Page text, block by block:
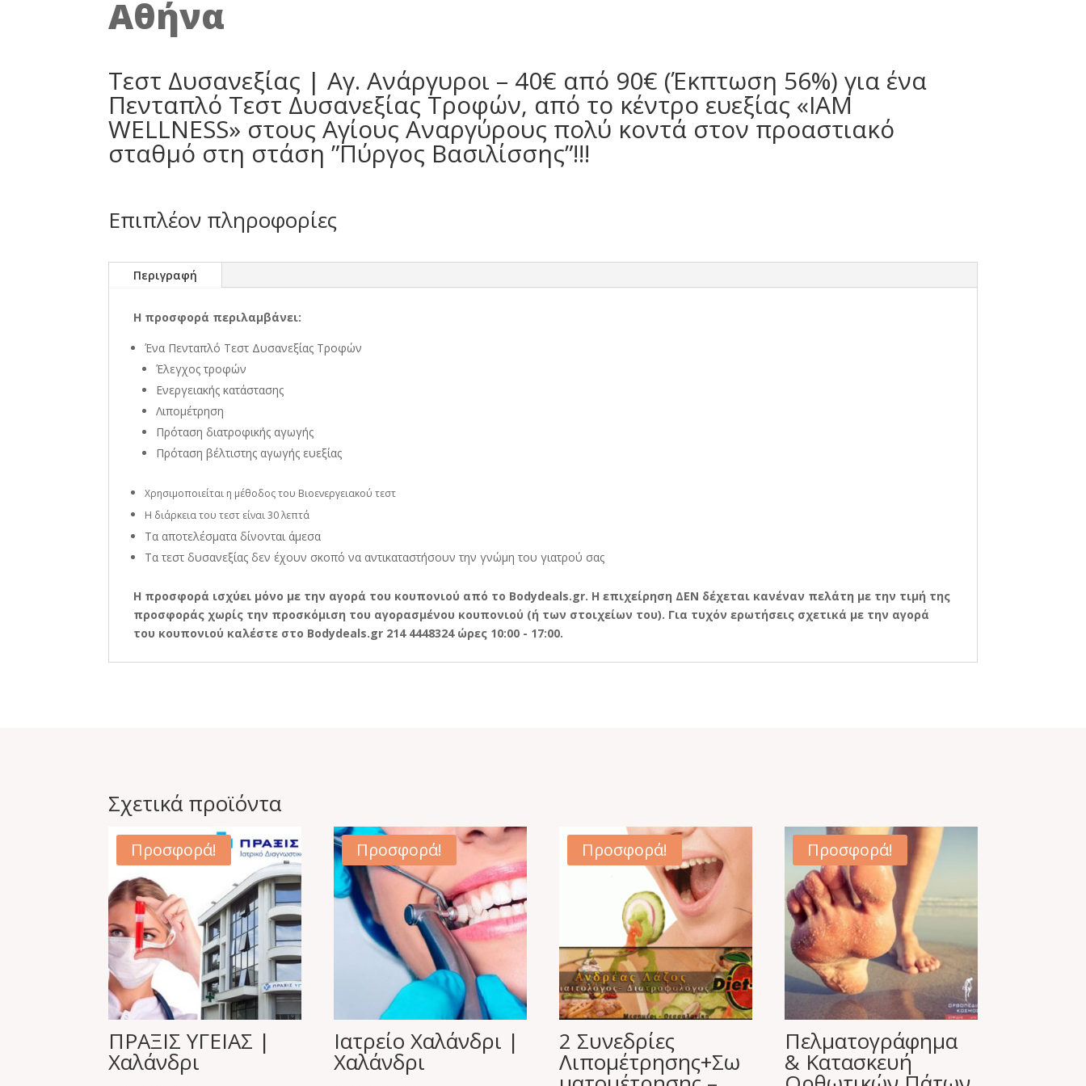
Αθήνα
Τεστ Δυσανεξίας | Αγ. Ανάργυροι – 40€ από 90€ (Έκπτωση 56%) για ένα
Πενταπλό Τεστ Δυσανεξίας Τροφών, από το κέντρο ευεξίας «IAM
WELLNESS» στους Αγίους Αναργύρους πολύ κοντά στον προαστιακό
σταθμό στη στάση ”Πύργος Βασιλίσσης”!!!
Επιπλέον πληροφορίες
Περιγραφή
Η προσφορά περιλαμβάνει:
Ένα Πενταπλό Τεστ Δυσανεξίας Τροφών
Έλεγχος τροφών
Ενεργειακής κατάστασης
Λιπομέτρηση
Πρόταση διατροφικής αγωγής
Πρόταση βέλτιστης αγωγής ευεξίας
Χρησιμοποιείται η μέθοδος του Βιοενεργειακού τεστ
Η διάρκεια του τεστ είναι 30 λεπτά
Τα αποτελέσματα δίνονται άμεσα
Τα τεστ δυσανεξίας δεν έχουν σκοπό να αντικαταστήσουν την γνώμη του γιατρού σας
Η προσφορά ισχύει μόνο με την αγορά του κουπονιού από το Bodydeals.gr. Η επιχείρηση ΔΕΝ δέχεται κανέναν πελάτη με την τιμή της
προσφοράς χωρίς την προσκόμιση του αγορασμένου κουπονιού (ή των στοιχείων του). Για τυχόν ερωτήσεις σχετικά με την αγορά
του κουπονιού καλέστε στο Bodydeals.gr 214 4448324 ώρες 10:00 - 17:00.
Σχετικά προϊόντα
Προσφορά!
ΠΡΑΞΙΣ ΥΓΕΙΑΣ |
Χαλάνδρι
Προσφορά!
Ιατρείο Χαλάνδρι |
Χαλάνδρι
Προσφορά!
2 Συνεδρίες
Λιπομέτρησης+Σω
Προσφορά!
Πελματογράφημα
& Κατασκευή